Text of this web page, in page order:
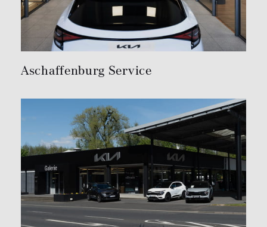
Aschaffenburg Service